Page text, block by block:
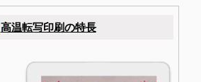
高温転写印刷の特長